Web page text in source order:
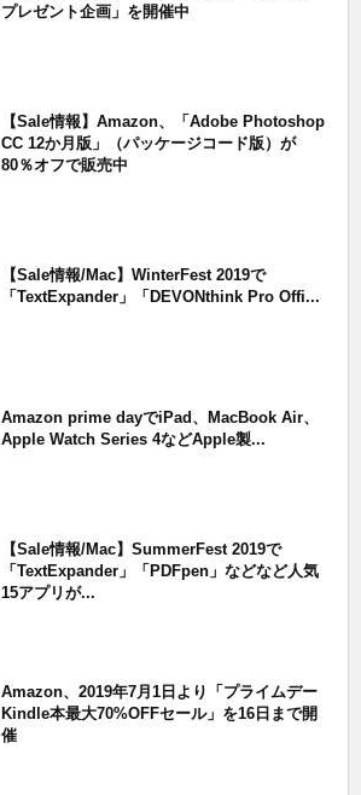
プレゼント企画」を開催中
【Sale情報】Amazon、「Adobe Photoshop
CC 12か月版」（パッケージコード版）が
80％オフで販売中
【Sale情報/Mac】WinterFest 2019で
「TextExpander」「DEVONthink Pro Offi...
Amazon prime dayでiPad、MacBook Air、
Apple Watch Series 4などApple製...
【Sale情報/Mac】SummerFest 2019で
「TextExpander」「PDFpen」などなど人気
15アプリが...
Amazon、2019年7月1日より「プライムデー
Kindle本最大70%OFFセール」を16日まで開
催